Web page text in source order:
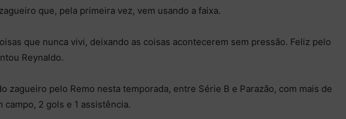
que, pela primeira vez, vem usando a faixa.
que nunca vivi, deixando as coisas acontecerem sem pressão. Feliz pelo
Reynaldo.
zagueiro pelo Remo nesta temporada, entre Série B e Parazão, com mais de
campo, 2 gols e 1 assistência.